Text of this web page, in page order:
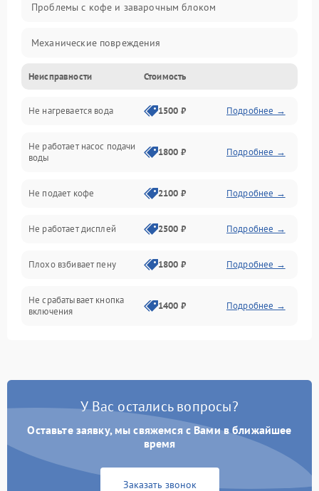
Проблемы с кофе и заварочным блоком
Механические повреждения
Прочие неисправности
Включение и работа
Проблемы с водой
Проблемы с капучинатором и паром
Управление и электроника
Программное обеспечение
Неисправности Стоимость
Не нагревается вода 1500 ₽ Подробнее →
Не работает насос подачи
воды
1800 ₽ Подробнее →
Не подает кофе 2100 ₽ Подробнее →
Не работает дисплей 2500 ₽ Подробнее →
Плохо взбивает пену 1800 ₽ Подробнее →
Не срабатывает кнопка
включения
1400 ₽ Подробнее →
Постоянные сбои в работе 1500 ₽ Подробнее →
У Вас остались вопросы?
Оставьте заявку, мы свяжемся с Вами в ближайшее
время
Заказать звонок